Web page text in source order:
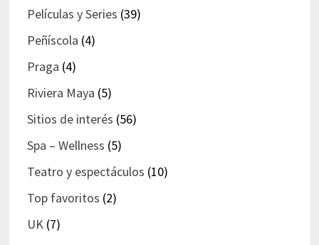
Películas y Series (39)
Peñíscola (4)
Praga (4)
Riviera Maya (5)
Sitios de interés (56)
Spa – Wellness (5)
Teatro y espectáculos (10)
Top favoritos (2)
UK(7)